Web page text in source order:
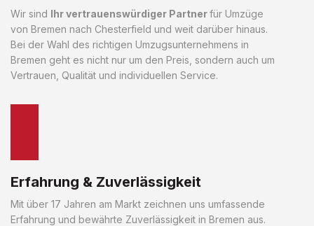
Wir sind Ihr vertrauenswürdiger Partnerfür Umzüge
von Bremen nach Chesterfield und weit darüber hinaus.
Bei der Wahl des richtigen Umzugsunternehmens in
Bremen geht es nicht nur um den Preis, sondern auch um
Vertrauen, Qualität und individuellen Service.
Erfahrung & Zuverlässigkeit
Mit über 17 Jahren am Markt zeichnen uns umfassende
Erfahrung und bewährte Zuverlässigkeit in Bremen aus.